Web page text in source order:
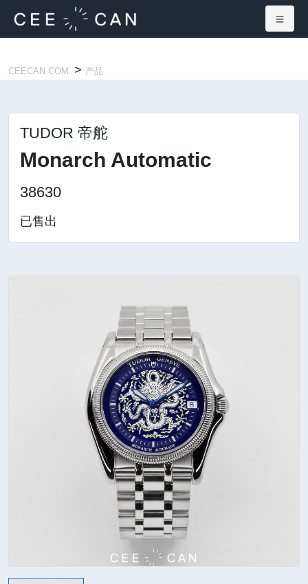
CEECAN.COM. > 产品
TUDOR 帝舵
Monarch Automatic
38630
已售出
×